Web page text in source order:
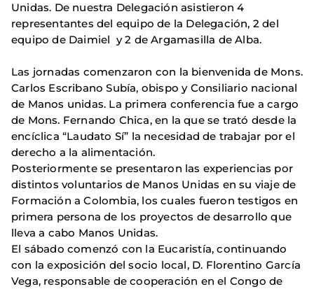
Unidas. De nuestra Delegación asistieron 4
representantes del equipo de la Delegación, 2 del
equipo de Daimiel y 2 de Argamasilla de Alba.
Las jornadas comenzaron con la bienvenida de Mons.
Carlos Escribano Subía, obispo y Consiliario nacional
de Manos unidas. La primera conferencia fue a cargo
de Mons. Fernando Chica, en la que se trató desde la
encíclica “Laudato Sí” la necesidad de trabajar por el
derecho a la alimentación.
Posteriormente se presentaron las experiencias por
distintos voluntarios de Manos Unidas en su viaje de
Formación a Colombia, los cuales fueron testigos en
primera persona de los proyectos de desarrollo que
lleva a cabo Manos Unidas.
El sábado comenzó con la Eucaristía, continuando
con la exposición del socio local, D. Florentino García
Vega, responsable de cooperación en el Congo de